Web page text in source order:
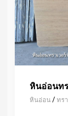
หินอ่อนท
หินอ่อน / ทร